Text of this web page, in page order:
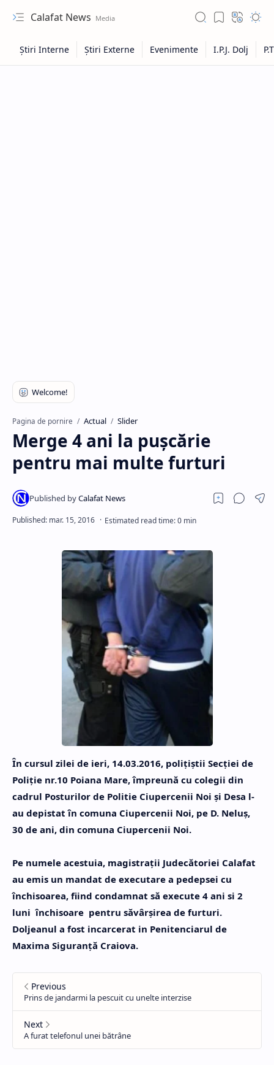
Calafat News
Pagina de pornire Actual Slider
Merge 4 ani la puşcărie
pentru mai multe furturi
În cursul zilei de ieri, 14.03.2016, polițiștii Secției de
Poliţie nr.10 Poiana Mare, împreună cu colegii din
cadrul Posturilor de Politie Ciupercenii Noi şi Desa l-
au depistat în comuna Ciupercenii Noi, pe D. Neluş,
30 de ani, din comuna Ciupercenii Noi.
Pe numele acestuia, magistrații Judecătoriei Calafat
au emis un mandat de executare a pedepsei cu
închisoarea, fiind condamnat să execute 4 ani si 2
luni închisoare pentru săvârșirea de furturi.
Doljeanul a fost incarcerat in Penitenciarul de
Maxima Siguranță Craiova.